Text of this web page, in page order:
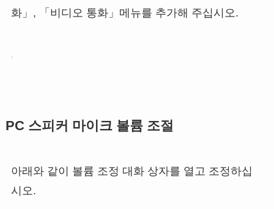
화」, 「비디오 통화」메뉴를 추가해 주십시오.
PC 스피커 마이크 볼륨 조절
아래와 같이 볼륨 조정 대화 상자를 열고 조정하십
시오.